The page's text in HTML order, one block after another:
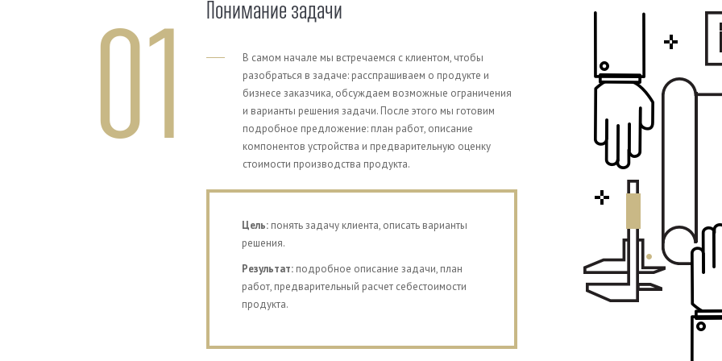
01
Понимание задачи
В самом начале мы встречаемся с клиентом, чтобы
разобраться в задаче: расспрашиваем о продукте и
бизнесе заказчика, обсуждаем возможные ограничения
и варианты решения задачи. После этого мы готовим
подробное предложение: план работ, описание
компонентов устройства и предварительную оценку
стоимости производства продукта.
Цель:понять задачу клиента, описать варианты
решения.
Результат:подробное описание задачи, план
работ, предварительный расчет себестоимости
продукта.